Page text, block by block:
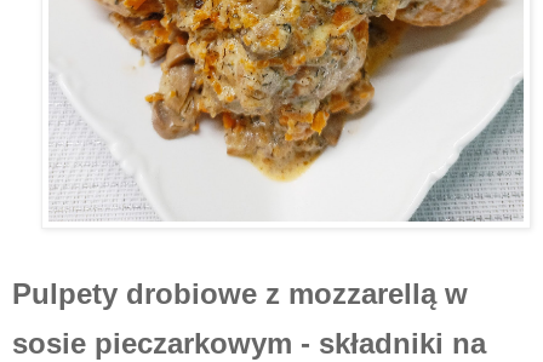
Pulpety drobiowe z mozzarellą w
sosie pieczarkowym - składniki na